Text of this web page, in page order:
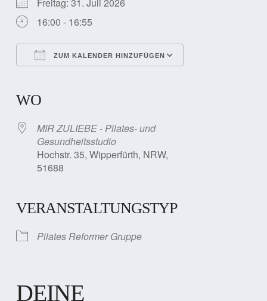
16:00 - 16:55
ZUM KALENDER HINZUFÜGEN
WO
MIR ZULIEBE - Pilates- und
Gesundheitsstudio
Hochstr. 35, Wipperfürth, NRW,
51688
VERANSTALTUNGSTYP
Pilates Reformer Gruppe
DEINE